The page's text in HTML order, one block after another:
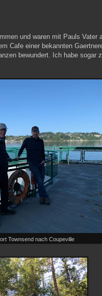
und waren mit Pauls Vater
Cafe einer bekannten
bewundert. Ich habe sogar
Townsend nach Coupeville